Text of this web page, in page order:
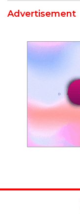
Advertisement